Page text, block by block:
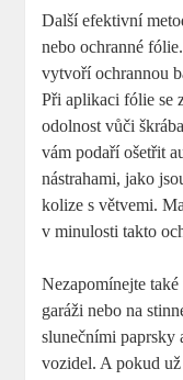
Další efektivní
nebo ochranné
vytvoří ochrannou
Při aplikaci fólie se
odolnost vůči
vám podaří ošetřit
nástrahami, jako
kolize s větvemi.
v minulosti takto
Nezapomínejte
garáži nebo na
slunečními paprsky
vozidel. A pokud